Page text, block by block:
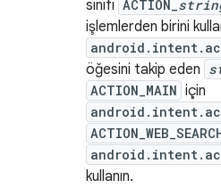
sınıfı ACTION_
işlemlerden birini
öğesini takip eden
ACTION_MAIN için
kullanın.